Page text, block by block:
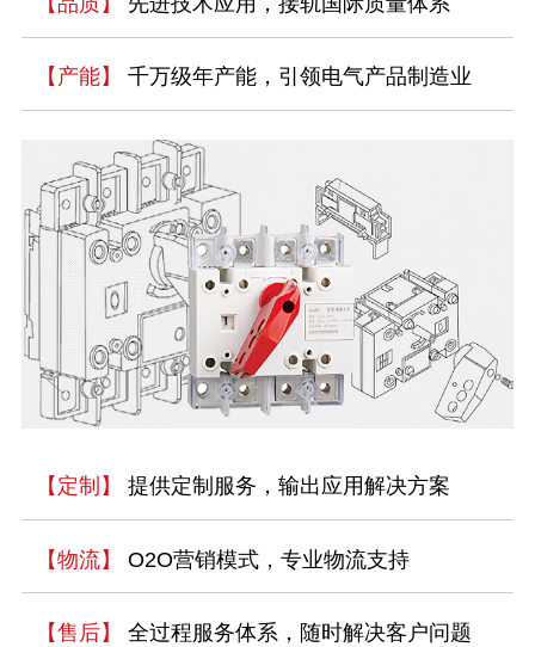
【产能】 千万级年产能，引领电气产品制造业
【定制】 提供定制服务，输出应用解决方案
【物流】 O2O营销模式，专业物流支持
【售后】 全过程服务体系，随时解决客户问题